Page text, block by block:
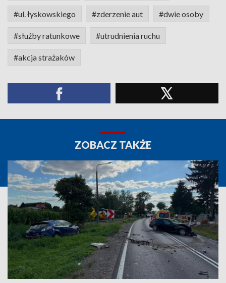
#ul. łyskowskiego #zderzenie aut #dwie osoby
#służby ratunkowe #utrudnienia ruchu
#akcja strażaków
ZOBACZ TAKŻE